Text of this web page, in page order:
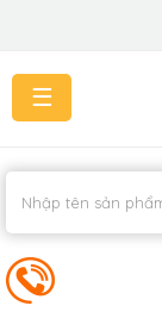
-
LẮP
☰